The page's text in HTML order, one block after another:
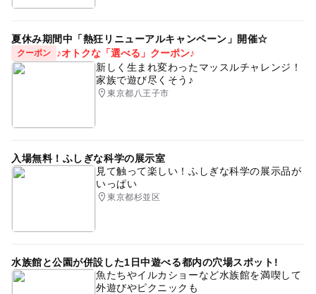
夏休み期間中「熱狂リニューアルキャンペーン」開催☆
クーポン
♪オトクな「選べる」クーポン♪
新しく生まれ変わったマッスルチャレンジ！
家族で遊び尽くそう♪
東京都八王子市
入場無料！ふしぎな科学の展示室
見て触って楽しい！ふしぎな科学の展示品が
いっぱい
東京都杉並区
水族館と公園が併設した1日中遊べる都内の穴場スポット!
魚たちやイルカショーなど水族館を満喫して
外遊びやピクニックも